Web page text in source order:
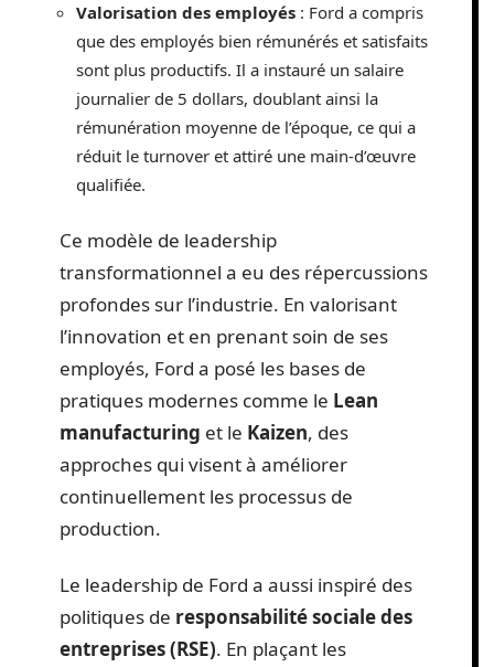
Valorisation des employés : Ford a compris
que des employés bien rémunérés et satisfaits
sont plus productifs. Il a instauré un salaire
journalier de 5 dollars, doublant ainsi la
rémunération moyenne de l’époque, ce qui a
réduit le turnover et attiré une main-d’œuvre
qualifiée.
Ce modèle de leadership
transformationnel a eu des répercussions
profondes sur l’industrie. En valorisant
l’innovation et en prenant soin de ses
employés, Ford a posé les bases de
pratiques modernes comme le Lean
manufacturing et le Kaizen, des
approches qui visent à améliorer
continuellement les processus de
production.
Le leadership de Ford a aussi inspiré des
politiques de responsabilité sociale des
entreprises (RSE). En plaçant les